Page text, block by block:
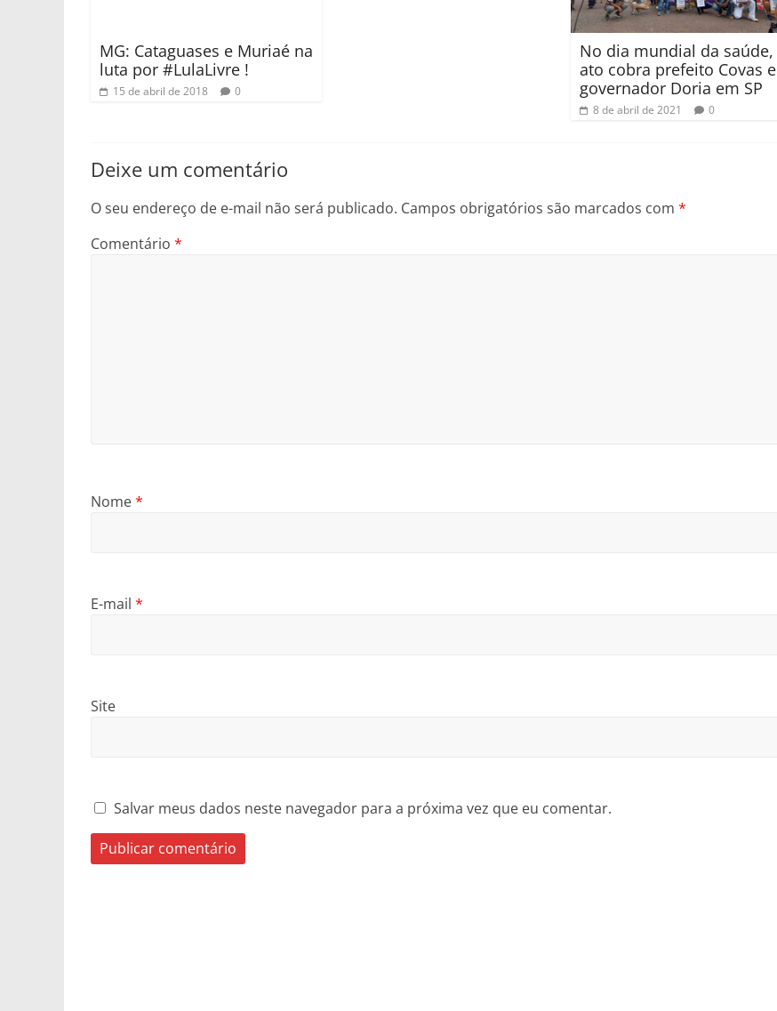
No dia mundial da saúde,
ato cobra prefeito Covas e
governador Doria em SP
8 de abril de 2021 0
Deixe um comentário
O seu endereço de e-mail não será publicado. Campos obrigatórios são marcados com *
Comentário *
Nome*
E-mail *
Site
Salvar meus dados neste navegador para a próxima vez que eu comentar.